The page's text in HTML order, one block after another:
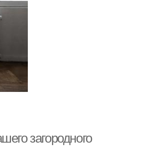
загородного